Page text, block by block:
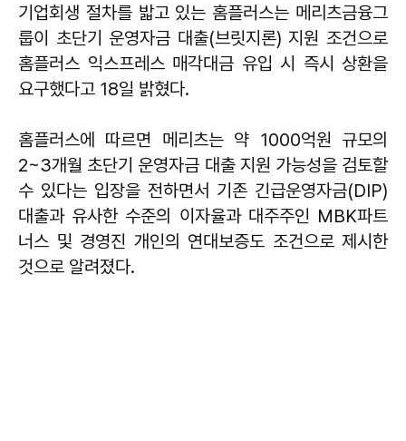
기업회생 절차를 밟고 있는 홈플러스는 메리츠금융그
룹이 초단기 운영자금 대출(브릿지론) 지원 조건으로
홈플러스 익스프레스 매각대금 유입 시 즉시 상환을
요구했다고 18일 밝혔다.
홈플러스에 따르면 메리츠는 약 1000억원 규모의
2~3개월 초단기 운영자금 대출 지원 가능성을 검토할
수 있다는 입장을 전하면서 기존 긴급운영자금(DIP)
대출과 유사한 수준의 이자율과 대주주인 MBK파트
너스 및 경영진 개인의 연대보증도 조건으로 제시한
것으로 알려졌다.